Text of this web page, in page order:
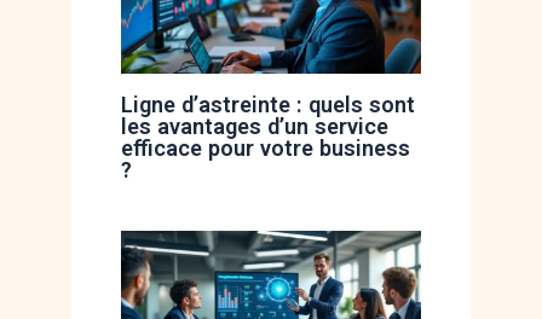
Ligne d’astreinte : quels sont
les avantages d’un service
efficace pour votre business
?